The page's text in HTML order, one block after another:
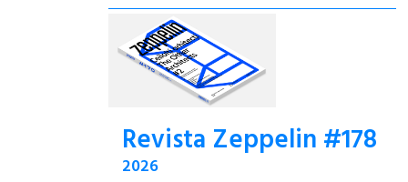
Revista Zeppelin #178
2026